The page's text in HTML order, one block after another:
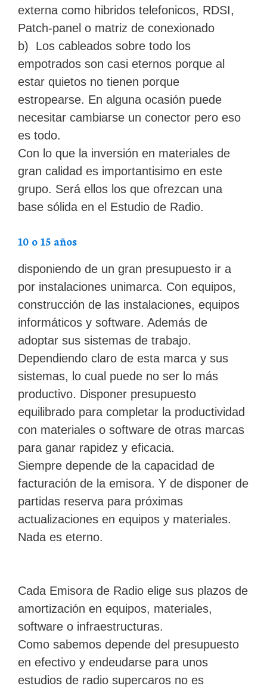
externa como hibridos telefonicos, RDSI,
Patch-panel o matriz de conexionado
b) Los cableados sobre todo los
empotrados son casi eternos porque al
estar quietos no tienen porque
estropearse. En alguna ocasión puede
necesitar cambiarse un conector pero eso
es todo.
Con lo que la inversión en materiales de
gran calidad es importantisimo en este
grupo. Será ellos los que ofrezcan una
base sólida en el Estudio de Radio.
10 o 15 años
disponiendo de un gran presupuesto ir a
por instalaciones unimarca. Con equipos,
construcción de las instalaciones, equipos
informáticos y software. Además de
adoptar sus sistemas de trabajo.
Dependiendo claro de esta marca y sus
sistemas, lo cual puede no ser lo más
productivo. Disponer presupuesto
equilibrado para completar la productividad
con materiales o software de otras marcas
para ganar rapidez y eficacia.
Siempre depende de la capacidad de
facturación de la emisora. Y de disponer de
partidas reserva para próximas
actualizaciones en equipos y materiales.
Nada es eterno.
Cada Emisora de Radio elige sus plazos de
amortización en equipos, materiales,
software o infraestructuras.
Como sabemos depende del presupuesto
en efectivo y endeudarse para unos
estudios de radio supercaros no es